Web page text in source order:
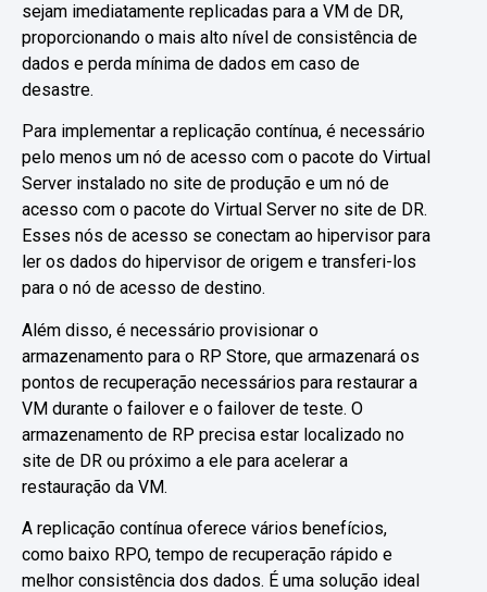
sejam imediatamente replicadas para a VM de DR,
proporcionando o mais alto nível de consistência de
dados e perda mínima de dados em caso de
desastre.
Para implementar a replicação contínua, é necessário
pelo menos um nó de acesso com o pacote do Virtual
Server instalado no site de produção e um nó de
acesso com o pacote do Virtual Server no site de DR.
Esses nós de acesso se conectam ao hipervisor para
ler os dados do hipervisor de origem e transferi-los
para o nó de acesso de destino.
Além disso, é necessário provisionar o
armazenamento para o RP Store, que armazenará os
pontos de recuperação necessários para restaurar a
VM durante o failover e o failover de teste. O
armazenamento de RP precisa estar localizado no
site de DR ou próximo a ele para acelerar a
restauração da VM.
A replicação contínua oferece vários benefícios,
como baixo RPO, tempo de recuperação rápido e
melhor consistência dos dados. É uma solução ideal